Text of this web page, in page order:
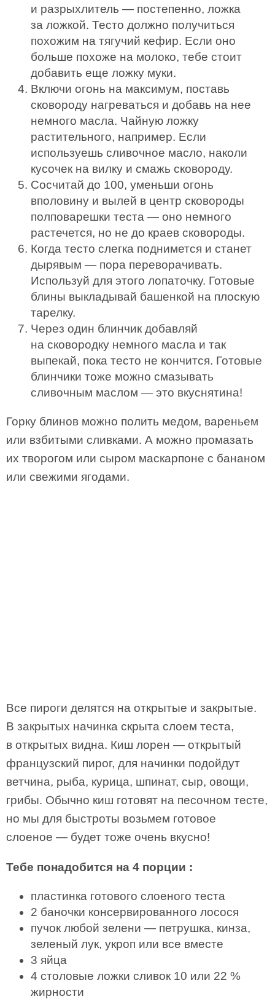
и разрыхлитель — постепенно, ложка
за ложкой. Тесто должно получиться
похожим на тягучий кефир. Если оно
больше похоже на молоко, тебе стоит
добавить еще ложку муки.
Включи огонь на максимум, поставь
сковороду нагреваться и добавь на нее
немного масла. Чайную ложку
растительного, например. Если
используешь сливочное масло, наколи
кусочек на вилку и смажь сковороду.
Сосчитай до 100, уменьши огонь
вполовину и вылей в центр сковороды
полповарешки теста — оно немного
растечется, но не до краев сковороды.
Когда тесто слегка поднимется и станет
дырявым — пора переворачивать.
Используй для этого лопаточку. Готовые
блины выкладывай башенкой на плоскую
тарелку.
Через один блинчик добавляй
на сковородку немного масла и так
выпекай, пока тесто не кончится. Готовые
блинчики тоже можно смазывать
сливочным маслом — это вкуснятина!
Горку блинов можно полить медом, вареньем
или взбитыми сливками. А можно промазать
их творогом или сыром маскарпоне с бананом
или свежими ягодами.
Все пироги делятся на открытые и закрытые.
В закрытых начинка скрыта слоем теста,
в открытых видна. Киш лорен — открытый
французский пирог, для начинки подойдут
ветчина, рыба, курица, шпинат, сыр, овощи,
грибы. Обычно киш готовят на песочном тесте,
но мы для быстроты возьмем готовое
слоеное — будет тоже очень вкусно!
Тебе понадобится на 4 порции :
пластинка готового слоеного теста
2 баночки консервированного лосося
пучок любой зелени — петрушка, кинза,
зеленый лук, укроп или все вместе
3 яйца
4 столовые ложки сливок 10 или 22 %
жирности